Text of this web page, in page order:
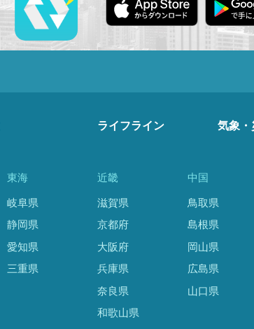
ライフライン 気象・
東海
岐阜県
静岡県
愛知県
三重県
近畿
滋賀県
京都府
大阪府
兵庫県
奈良県
和歌山県
中国
鳥取県
島根県
岡山県
広島県
山口県